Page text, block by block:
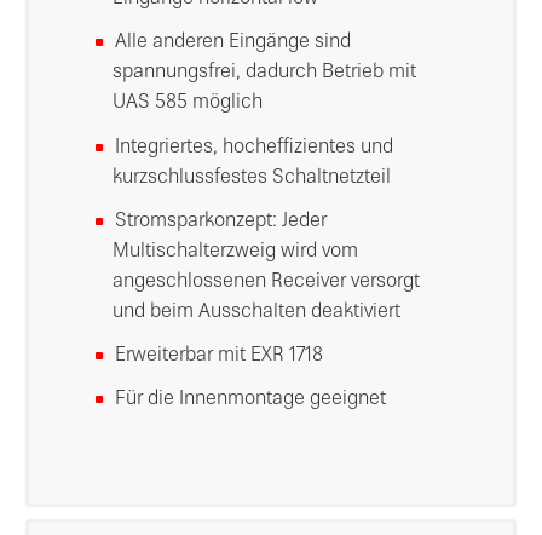
Alle anderen Eingänge sind
spannungsfrei, dadurch Betrieb mit
UAS 585 möglich
Integriertes, hocheffizientes und
kurzschlussfestes Schaltnetzteil
Stromsparkonzept: Jeder
Multischalterzweig wird vom
angeschlossenen Receiver versorgt
und beim Ausschalten deaktiviert
Erweiterbar mit EXR 1718
Für die Innenmontage geeignet